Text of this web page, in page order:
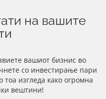
на вашите
вашиот бизнис во
со инвестирање пари
тоа изгледа како огромна
вештини!